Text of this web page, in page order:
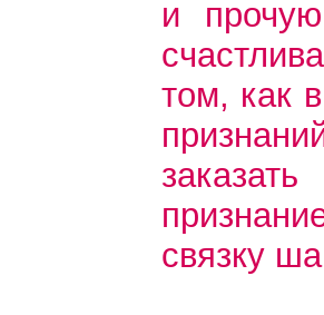
и
том, как
связку